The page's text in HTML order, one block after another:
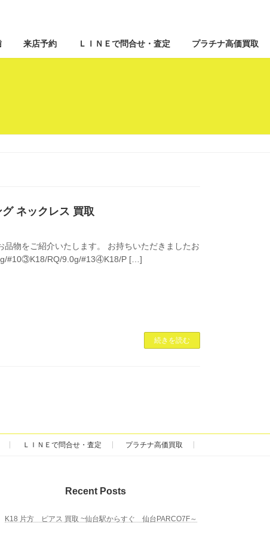
来店予約 ＬＩＮＥで問合せ・査定 プラチナ高価買取
ネックレス 買取
物をご紹介いたします。 お持ちいただきましたお
#10③K18/RQ/9.0g/#13④K18/P […]
続きを読む
ＬＩＮＥで問合せ・査定 プラチナ高価買取
Recent Posts
K18 片方 ピアス 買取 ~仙台駅からすぐ 仙台PARCO7F～